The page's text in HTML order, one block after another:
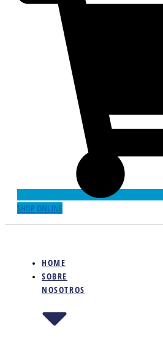
SHOP ONLINE
HOME
SOBRE
NOSOTROS